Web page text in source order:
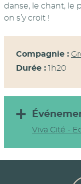
danse, le chant, le
on s’y croit !
Compagnie :
Durée : 1h20
Viva Cité -